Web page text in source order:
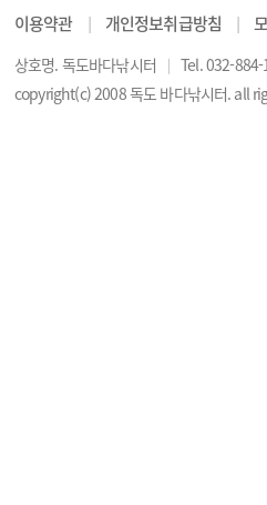
이용약관 │ 개인정보취급방침 │
상호명. 독도바다낚시터 │ Tel. 032-
copyright(c) 2008 독도 바다낚시터. all